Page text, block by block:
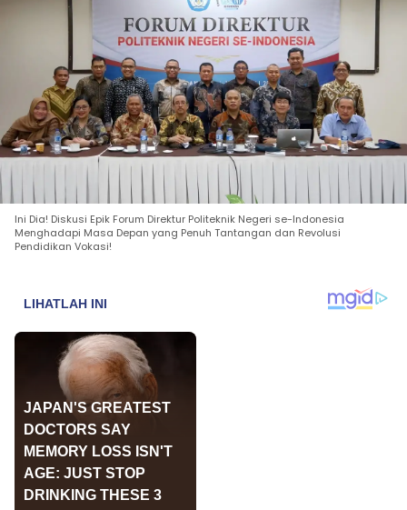
Ini Dia! Diskusi Epik Forum Direktur Politeknik Negeri se-Indonesia
Menghadapi Masa Depan yang Penuh Tantangan dan Revolusi
Pendidikan Vokasi!